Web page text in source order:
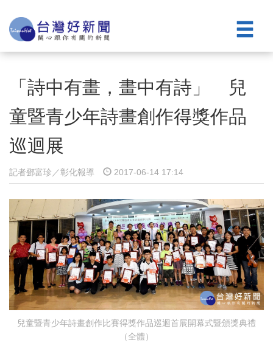
「詩中有畫，畫中有詩」 兒
童暨青少年詩畫創作得獎作品
巡迴展
記者鄧富珍／彰化報導 2017-06-14 17:14
兒童暨青少年詩畫創作比賽得獎作品巡迴首展開幕式暨頒獎典禮
（全體）